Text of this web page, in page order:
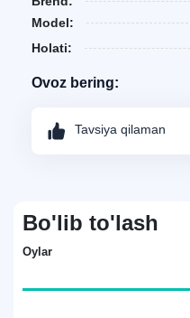
Model:
Holati:
Ovoz bering:
Tavsiya qilaman
Bo'lib to'lash
Oylar